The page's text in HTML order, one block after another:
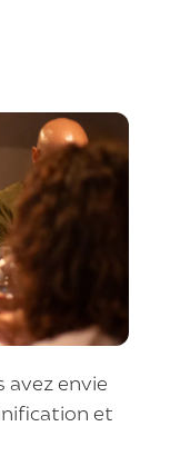
avez envie
et